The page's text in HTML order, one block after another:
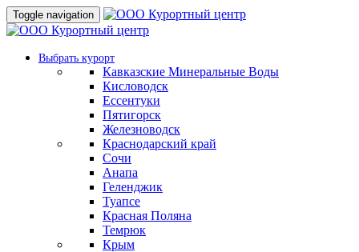
Toggle navigation
Выбрать курорт
Кавказские Минеральные Воды
Кисловодск
Ессентуки
Пятигорск
Железноводск
Краснодарский край
Сочи
Анапа
Геленджик
Туапсе
Красная Поляна
Темрюк
Крым